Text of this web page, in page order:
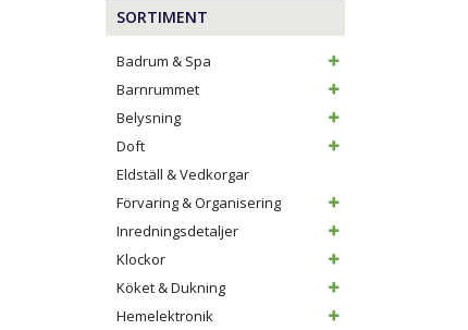
SORTIMENT
Badrum & Spa
Barnrummet
Belysning
Doft
Eldställ & Vedkorgar
Förvaring & Organisering
Inredningsdetaljer
Klockor
Köket & Dukning
Hemelektronik